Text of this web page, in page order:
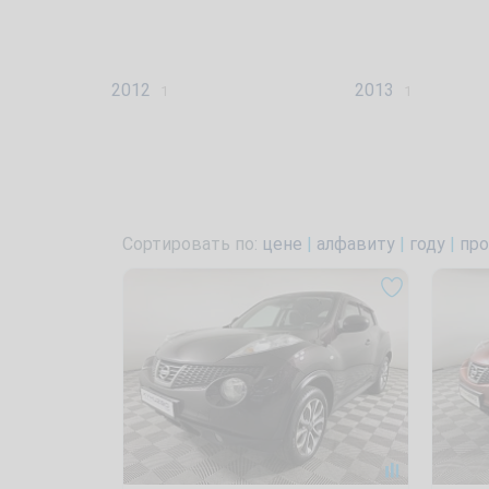
2012 2013
Сортировать по: цене | алфавиту | году |